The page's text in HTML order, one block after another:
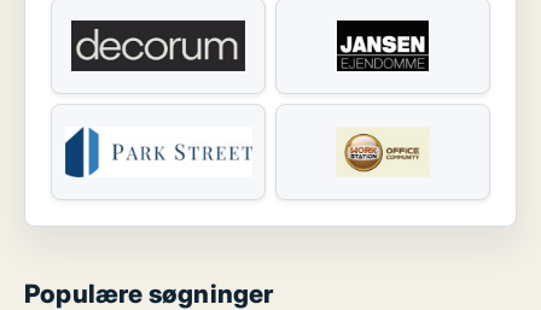
Populære søgninger